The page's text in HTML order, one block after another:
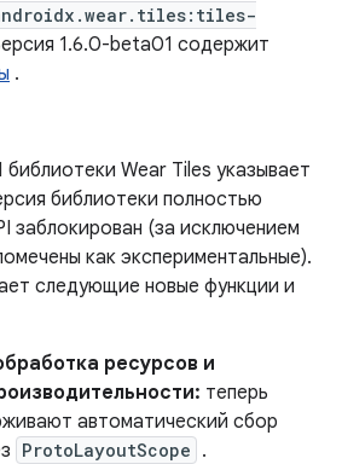
1.6.0-beta01 содержит
.
Wear Tiles указывает
библиотеки полностью
заблокирован (за исключением
как экспериментальные).
следующие новые функции и
ресурсов и
теперь
автоматический сбор
ProtoLayoutScope .